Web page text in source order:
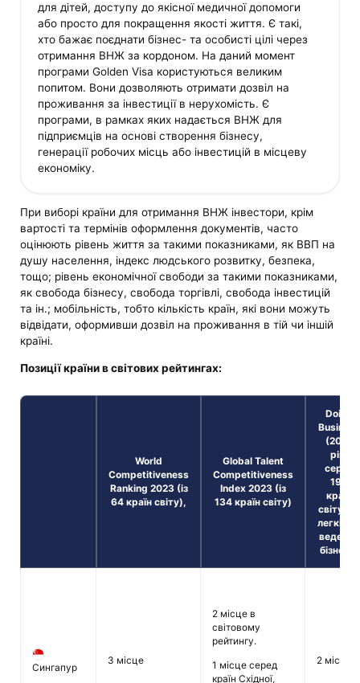
для дітей, доступу до якісної медичної допомоги
або просто для покращення якості життя. Є такі,
хто бажає поєднати бізнес- та особисті цілі через
отримання ВНЖ за кордоном. На даний момент
програми Golden Visa користуються великим
попитом. Вони дозволяють отримати дозвіл на
проживання за інвестиції в нерухомість. Є
програми, в рамках яких надається ВНЖ для
підприємців на основі створення бізнесу,
генерації робочих місць або інвестицій в місцеву
економіку.
При виборі країни для отримання ВНЖ інвестори, крім
вартості та термінів оформлення документів, часто
оцінюють рівень життя за такими показниками, як ВВП на
душу населення, індекс людського розвитку, безпека,
тощо; рівень економічної свободи за такими показниками,
як свобода бізнесу, свобода торгівлі, свобода інвестицій
та ін.; мобільність, тобто кількість країн, які вони можуть
відвідати, оформивши дозвіл на проживання в тій чи іншій
країні.
Позиції країни в світових рейтингах:
World
Competitiveness
Ranking 2023 (із
64 країн світу),
Global Talent
Competitiveness
Index 2023 (із
134 країн світу)
Doing
Business
(2020
рік,
серед
190
країн
світу) за
ведення
бізнесу,
Сингапур
3 місце
2 місце в
світовому
рейтингу.
1 місце серед
країн Східної,
2 місце